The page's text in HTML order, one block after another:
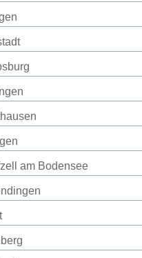
am Bodensee